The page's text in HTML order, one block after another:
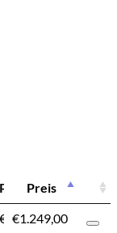
Preis
Preis
€ 1.249,00
Preis
€1.249,00